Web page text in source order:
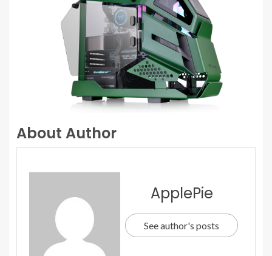
About Author
ApplePie
See author's posts